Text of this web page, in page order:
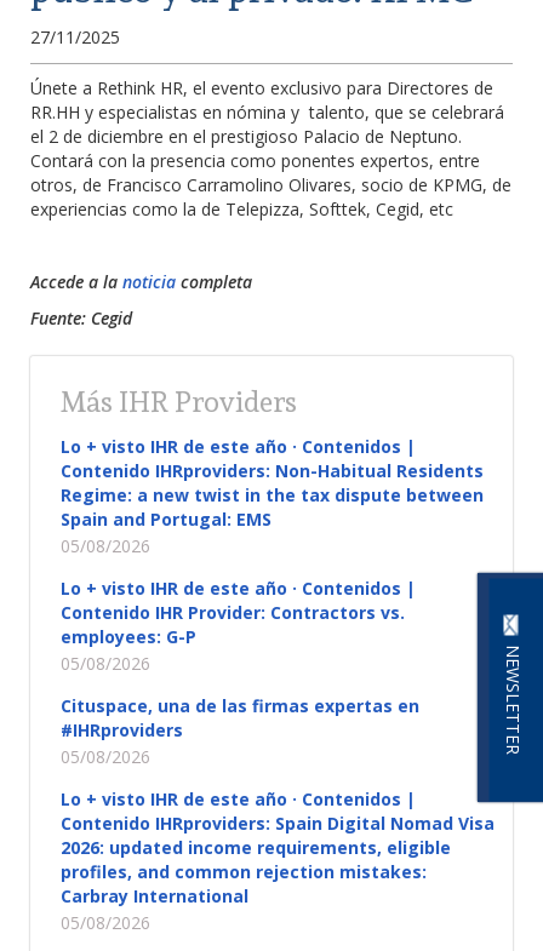
NEWSLETTER
27/11/2025
Únete a Rethink HR, el evento exclusivo para Directores de
RR.HH y especialistas en nómina y talento, que se celebrará
el 2 de diciembre en el prestigioso Palacio de Neptuno.
Contará con la presencia como ponentes expertos, entre
otros, de Francisco Carramolino Olivares, socio de KPMG, de
experiencias como la de Telepizza, Softtek, Cegid, etc
Accede a la noticia completa
Fuente: Cegid
Más IHR Providers
Lo + visto IHR de este año · Contenidos |
Contenido IHRproviders: Non-Habitual Residents
Regime: a new twist in the tax dispute between
Spain and Portugal: EMS
05/08/2026
Lo + visto IHR de este año · Contenidos |
Contenido IHR Provider: Contractors vs.
employees: G-P
05/08/2026
Cituspace, una de las firmas expertas en
#IHRproviders
05/08/2026
Lo + visto IHR de este año · Contenidos |
Contenido IHRproviders: Spain Digital Nomad Visa
2026: updated income requirements, eligible
profiles, and common rejection mistakes:
Carbray International
05/08/2026